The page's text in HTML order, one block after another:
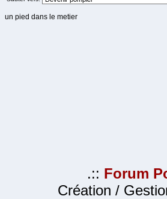
un pied dans le metier
.:: Forum
Création /